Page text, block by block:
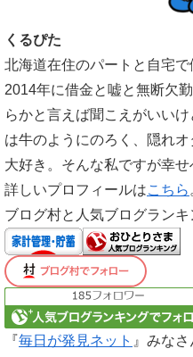
くるぴた
北海道在住のパートと自宅で
2014年に借金と嘘と無断欠
らかと言えば聞こえがいい
は牛のようにのろく、隠れ
大好き。そんな私ですが幸せ
詳しいプロフィールはこちら
ブログ村と人気ブログランキ
『毎日が発見ネット 』みな